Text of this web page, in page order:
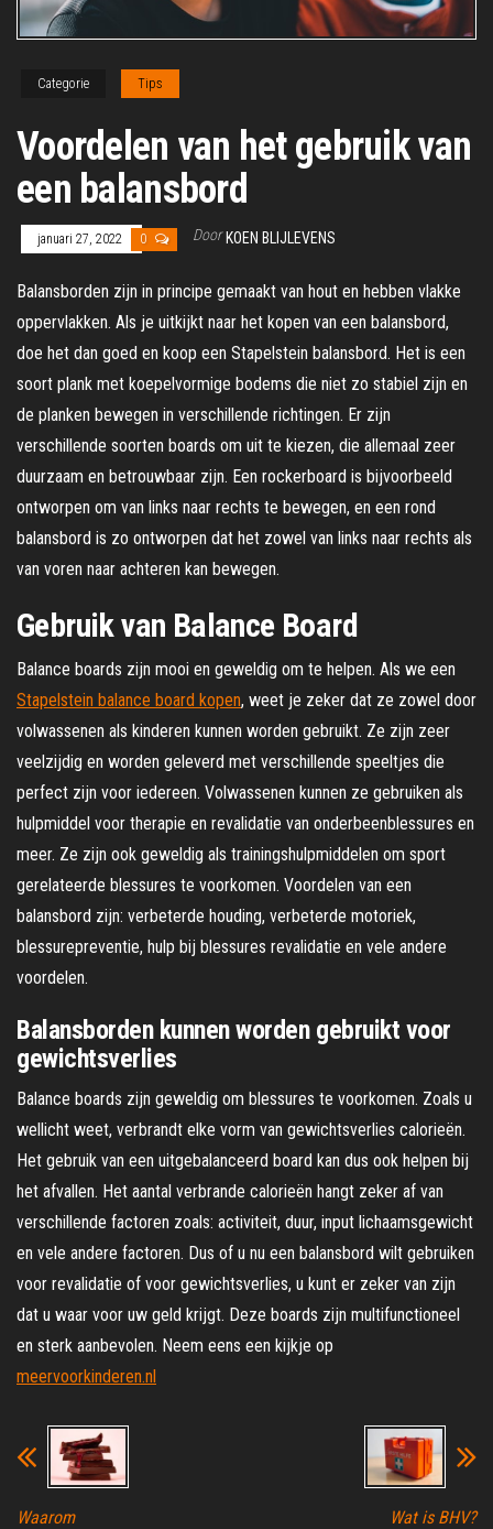
Categorie Tips
Voordelen van het gebruik van
een balansbord
januari 27, 2022 0 Door KOEN BLIJLEVENS
Balansborden zijn in principe gemaakt van hout en hebben vlakke
oppervlakken. Als je uitkijkt naar het kopen van een balansbord,
doe het dan goed en koop een Stapelstein balansbord. Het is een
soort plank met koepelvormige bodems die niet zo stabiel zijn en
de planken bewegen in verschillende richtingen. Er zijn
verschillende soorten boards om uit te kiezen, die allemaal zeer
duurzaam en betrouwbaar zijn. Een rockerboard is bijvoorbeeld
ontworpen om van links naar rechts te bewegen, en een rond
balansbord is zo ontworpen dat het zowel van links naar rechts als
van voren naar achteren kan bewegen.
Gebruik van Balance Board
Balance boards zijn mooi en geweldig om te helpen. Als we een
Stapelstein balance board kopen, weet je zeker dat ze zowel door
volwassenen als kinderen kunnen worden gebruikt. Ze zijn zeer
veelzijdig en worden geleverd met verschillende speeltjes die
perfect zijn voor iedereen. Volwassenen kunnen ze gebruiken als
hulpmiddel voor therapie en revalidatie van onderbeenblessures en
meer. Ze zijn ook geweldig als trainingshulpmiddelen om sport
gerelateerde blessures te voorkomen. Voordelen van een
balansbord zijn: verbeterde houding, verbeterde motoriek,
blessurepreventie, hulp bij blessures revalidatie en vele andere
voordelen.
Balansborden kunnen worden gebruikt voor
gewichtsverlies
Balance boards zijn geweldig om blessures te voorkomen. Zoals u
wellicht weet, verbrandt elke vorm van gewichtsverlies calorieën.
Het gebruik van een uitgebalanceerd board kan dus ook helpen bij
het afvallen. Het aantal verbrande calorieën hangt zeker af van
verschillende factoren zoals: activiteit, duur, input lichaamsgewicht
en vele andere factoren. Dus of u nu een balansbord wilt gebruiken
voor revalidatie of voor gewichtsverlies, u kunt er zeker van zijn
dat u waar voor uw geld krijgt. Deze boards zijn multifunctioneel
en sterk aanbevolen. Neem eens een kijkje op
meervoorkinderen.nl
Waarom
Wat is BHV?